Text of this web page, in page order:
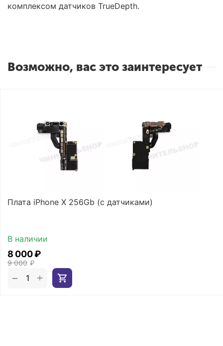
комплексом датчиков TrueDepth.
Возможно, вас это заинтересует
Плата iPhone X 256Gb (с датчиками)
В наличии
9 000 ₽
8 000₽
+
−